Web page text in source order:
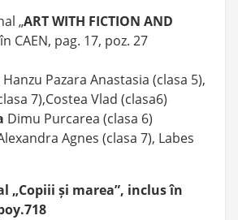
„ART WITH FICTION AND
CAEN, pag. 17, poz. 27
Hanzu Pazara Anastasia (clasa 5),
7),Costea Vlad (clasa6)
Dimu Purcarea (clasa 6)
Agnes (clasa 7), Labes
„Copiii și marea”, inclus în